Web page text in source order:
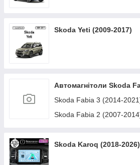
Skoda Yeti (2009-2017)
Автомагнітоли Skoda
Skoda Fabia 3 (2014-
Skoda Fabia 2 (2007-
Skoda Karoq (2018-2026)